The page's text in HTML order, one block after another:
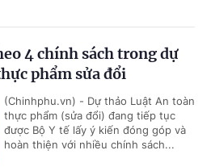
4 chính sách trong dự
phẩm sửa đổi
(Chinhphu.vn) - Dự thảo Luật An toàn
thực phẩm (sửa đổi) đang tiếp tục
được Bộ Y tế lấy ý kiến đóng góp và
hoàn thiện với nhiều chính sách...